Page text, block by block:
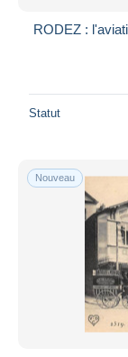
RODEZ :
Statut
Nouveau